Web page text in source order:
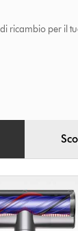
ricambio per il